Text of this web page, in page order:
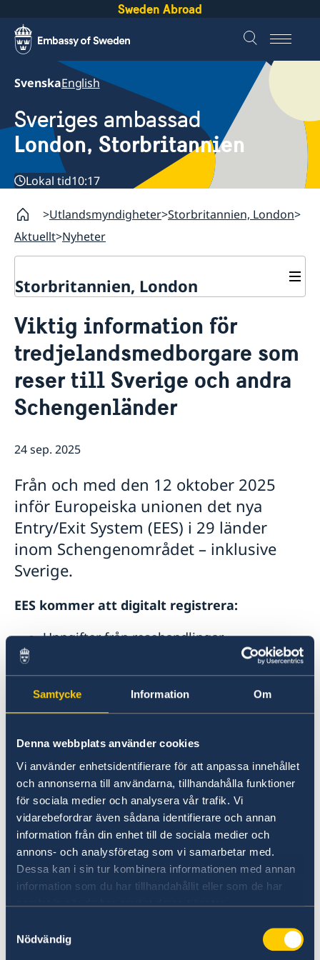
Samtycke Information Om
Denna webbplats använder cookies
Vi använder enhetsidentifierare för att anpassa innehållet
och annonserna till användarna, tillhandahålla funktioner
för sociala medier och analysera vår trafik. Vi
vidarebefordrar även sådana identifierare och annan
information från din enhet till de sociala medier och
annons- och analysföretag som vi samarbetar med.
Dessa kan i sin tur kombinera informationen med annan
information som du har tillhandahållit eller som de har
samlat in när du har använt deras tjänster.
Nödvändig
Sweden Abroad
SvenskaEnglish
Sveriges ambassad
London, Storbritannien
Lokal tid10:17
Utlandsmyndigheter Storbritannien, London
Aktuellt Nyheter
Storbritannien, London
Om oss
Honorärkonsulat
Lediga tjänster
Så stöttar vi svenska företag
Vi är en resurs för svenska företag
Team Sweden i Storbritannien
Så kan du få stöd i Storbritannien
Svenska företag i Storbritannien
Aktuellt
Nyheter
Viktig information för
tredjelandsmedborgare som
reser till Sverige och andra
Schengenländer
24 sep. 2025
Från och med den 12 oktober 2025
inför Europeiska unionen det nya
Entry/Exit System (EES) i 29 länder
inom Schengenområdet – inklusive
Sverige.
EES kommer att digitalt registrera:
Uppgifter från resehandlingar
Biometriska data (ansiktsbild och
fingeravtryck)
Systemet ersätter manuell stämpling av
pass och hjälper till att säkerställa att 90-
All personlig information hanteras i enlighet
med EU:s dataskyddsregler.
Mer information finns på:
https://travel-europe.europa.eu
Se även information från Polisen: